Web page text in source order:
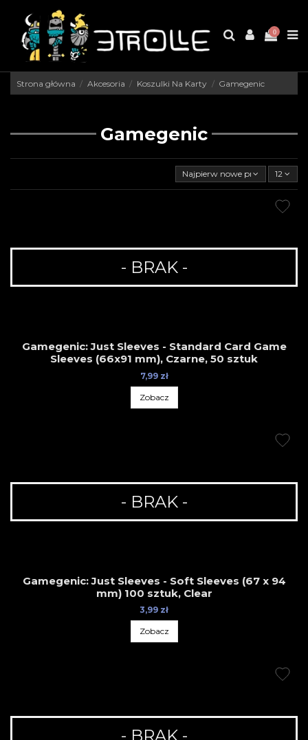
0
Strona główna Akcesoria Koszulki Na Karty Gamegenic
Gamegenic
Najpierw nowe produkty12
- BRAK -
Gamegenic: Just Sleeves - Standard Card Game
Sleeves (66x91 mm), Czarne, 50 sztuk
7,99 zł
Zobacz
- BRAK -
Gamegenic: Just Sleeves - Soft Sleeves (67 x 94
mm) 100 sztuk, Clear
3,99 zł
Zobacz
- BRAK -